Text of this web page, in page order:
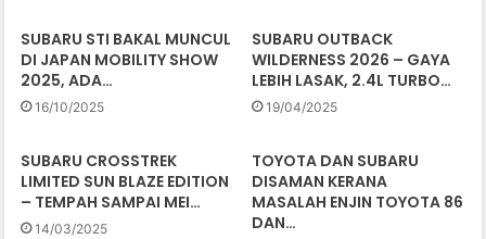
SUBARU STI BAKAL MUNCUL
DI JAPAN MOBILITY SHOW
2025, ADA…
16/10/2025
SUBARU OUTBACK
WILDERNESS 2026 – GAYA
LEBIH LASAK, 2.4L TURBO…
19/04/2025
SUBARU CROSSTREK
LIMITED SUN BLAZE EDITION
– TEMPAH SAMPAI MEI…
14/03/2025
TOYOTA DAN SUBARU
DISAMAN KERANA
MASALAH ENJIN TOYOTA 86
DAN…